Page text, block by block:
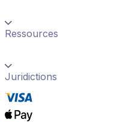
Ressources
Juridictions